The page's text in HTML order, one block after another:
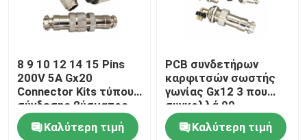
8 9 10 12 14 15 Pins
200V 5A Gx20
Connector Kits τύπου
σύνδεσης βύσματος
και υποδοχής
Καλύτερη τιμή
PCB συνδετήρων
καρφιτσών σωστής
γωνίας Gx12 3 που
συγκολλά 90
καρφίτσες 3A 200V
βαθμούΚαλύτερη τιμή